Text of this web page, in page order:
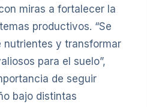
miras a fortalecer la
productivos. “Se
y transformar
para el suelo”,
de seguir
bajo distintas